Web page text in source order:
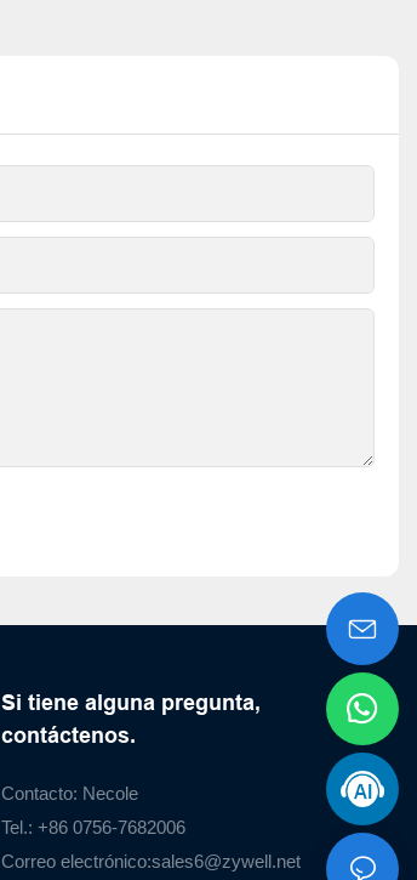
Si tiene alguna pregunta,
contáctenos.
Contacto: Necole
Tel.: +86 0756-7682006
Correo electrónico:sales6@zywell.net